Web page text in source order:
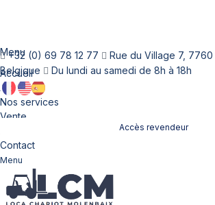
Menu
Accueil
À propos
Nos services
Vente
Contact
+32 (0) 69 78 12 77
Rue du Village 7,
Belgique
Du lundi au samedi de 8h à 18h
Accès revendeur
Menu